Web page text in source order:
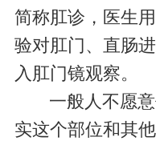
简称肛诊，医生
验对肛门、直肠
入肛门镜观察。
一般人不愿
实这个部位和其